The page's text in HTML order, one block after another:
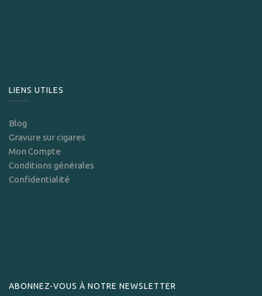
LIENS UTILES
Blog
Gravure sur cigares
Mon Compte
Conditions générales
Confidentialité
ABONNEZ-VOUS À NOTRE NEWSLETTER